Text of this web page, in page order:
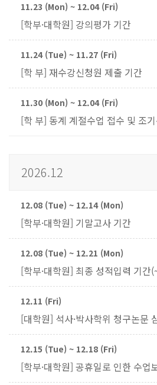
11.23 (Mon) ~ 12.04 (Fri)
[학부·대학원] 강의평가 기간
11.24 (Tue) ~ 11.27 (Fri)
[학 부] 재수강신청원 제출 기간
11.30 (Mon) ~ 12.04 (Fri)
[학 부] 동계 계절수업 접수 및 조
2026.12
12.08 (Tue) ~ 12.14 (Mon)
[학부·대학원] 기말고사 기간
12.08 (Tue) ~ 12.21 (Mon)
[학부·대학원] 최종 성적입력 기간
12.11 (Fri)
[대학원] 석사·박사학위 청구논문
12.15 (Tue) ~ 12.18 (Fri)
[학부·대학원] 공휴일로 인한 수업